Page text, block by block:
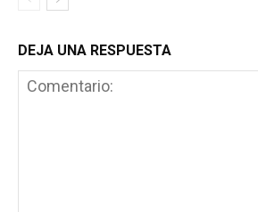
DEJA UNA RESPUESTA